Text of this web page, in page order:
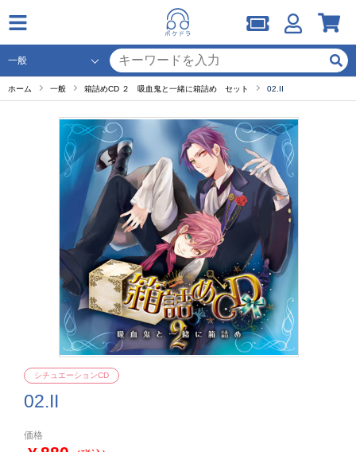
ホーム 一般 箱詰めCD ２ 吸血鬼と一緒に箱詰め セット 02.II
02.II
シチュエーションCD
価格